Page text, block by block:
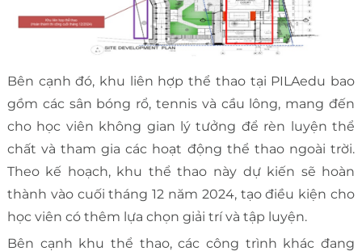
Bên cạnh đó, khu liên hợp thể thao tại PILAedu bao
gồm các sân bóng rổ, tennis và cầu lông, mang đến
cho học viên không gian lý tưởng để rèn luyện thể
chất và tham gia các hoạt động thể thao ngoài trời.
Theo kế hoạch, khu thể thao này dự kiến sẽ hoàn
thành vào cuối tháng 12 năm 2024, tạo điều kiện cho
học viên có thêm lựa chọn giải trí và tập luyện.
Bên cạnh khu thể thao, các công trình khác đang